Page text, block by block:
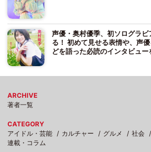
声優・奥村優季、初ソログラ
る！ 初めて見せる表情や、声
どを語った必読のインタビュー
ARCHIVE
著者一覧
CATEGORY
アイドル・芸能
カルチャー グルメ 社会
連載・コラム